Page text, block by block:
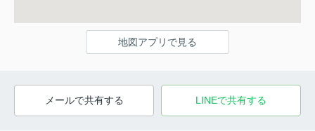
地図アプリで見る
メールで共有する LINEで共有する